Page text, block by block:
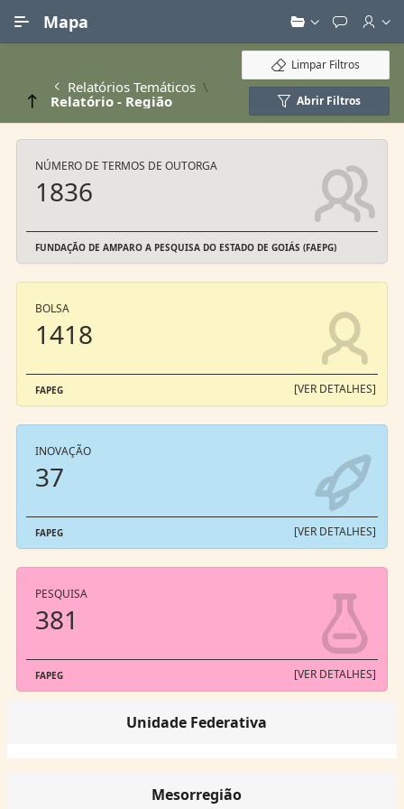
Mapa
Relatórios Temáticos
Relatório - Região
Limpar Filtros
Abrir Filtros
NÚMERO DE TERMOS DE OUTORGA
1836
FUNDAÇÃO DE AMPARO A PESQUISA DO ESTADO DE GOIÁS (FAEPG)
BOLSA
1418
FAPEG [VER DETALHES]
INOVAÇÃO
37
FAPEG [VER DETALHES]
PESQUISA
381
FAPEG [VER DETALHES]
Unidade Federativa
Mesorregião